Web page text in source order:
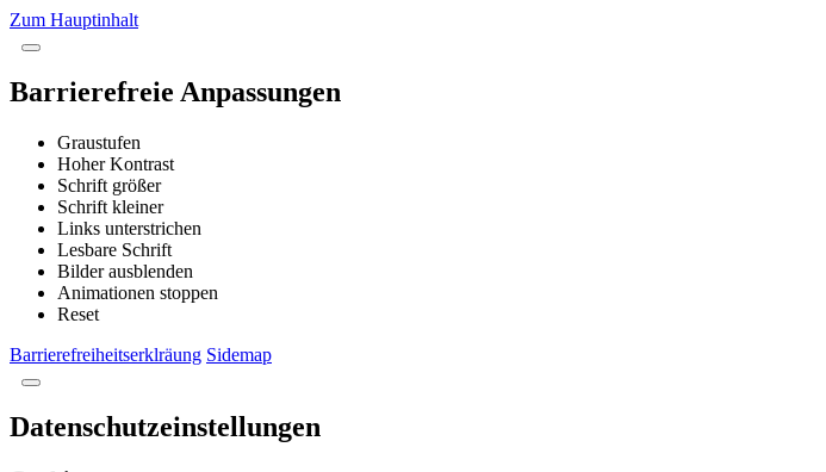
Zum Hauptinhalt
Barrierefreie Anpassungen
Graustufen
Hoher Kontrast
Schrift größer
Schrift kleiner
Links unterstrichen
Lesbare Schrift
Bilder ausblenden
Animationen stoppen
Reset
Barrierefreiheitserklräung Sidemap
Datenschutzeinstellungen